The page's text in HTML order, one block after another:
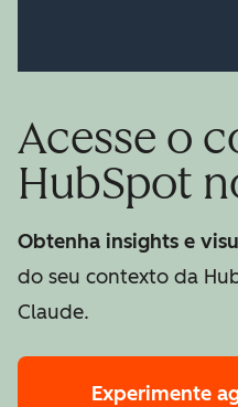
Acesse o
HubSpot
Obtenha insights e
do seu contexto da
Claude.
Experimente